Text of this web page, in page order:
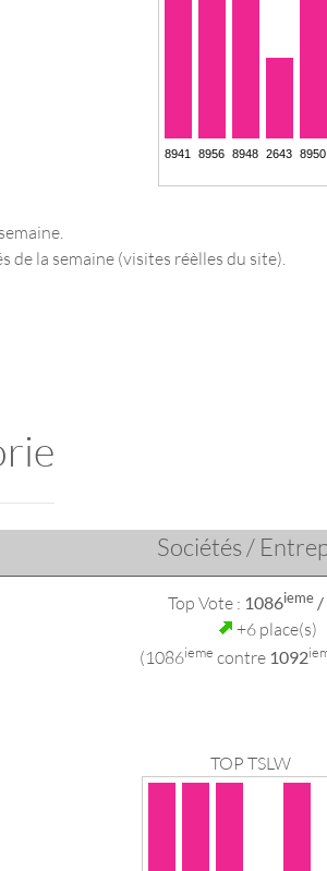
de la semaine (visites réèlles du site).
Sociétés /
Top Vote : 1086ieme /
+6 place(s)
(1086ieme contre 1092
TOP TSLW